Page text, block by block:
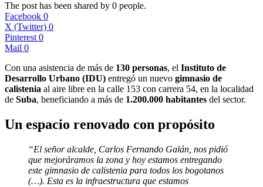
The post has been shared by 0 people.
Facebook 0
X (Twitter) 0
Pinterest 0
Mail 0
Con una asistencia de más de 130 personas, el Instituto de
Desarrollo Urbano (IDU) entregó un nuevo gimnasio de
calistenia al aire libre en la calle 153 con carrera 54, en la localidad
de Suba, beneficiando a más de 1.200.000 habitantes del sector.
Un espacio renovado con propósito
“El señor alcalde, Carlos Fernando Galán, nos pidió
que mejoráramos la zona y hoy estamos entregando
este gimnasio de calistenia para todos los bogotanos
(…). Esta es la infraestructura que estamos